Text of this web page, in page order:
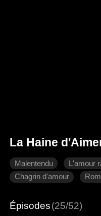
La Haine
Malentendu L'amour
Chagrin d'amour
Épisodes(25/52)